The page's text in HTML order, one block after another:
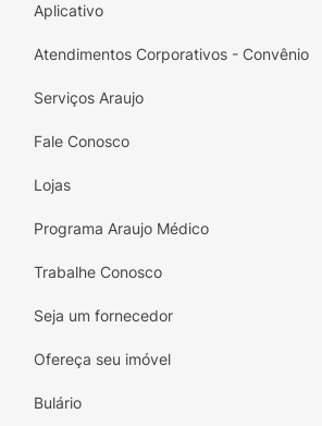
Aplicativo
Atendimentos Corporativos - Convênio
Serviços Araujo
Fale Conosco
Lojas
Programa Araujo Médico
Trabalhe Conosco
Seja um fornecedor
Ofereça seu imóvel
Bulário